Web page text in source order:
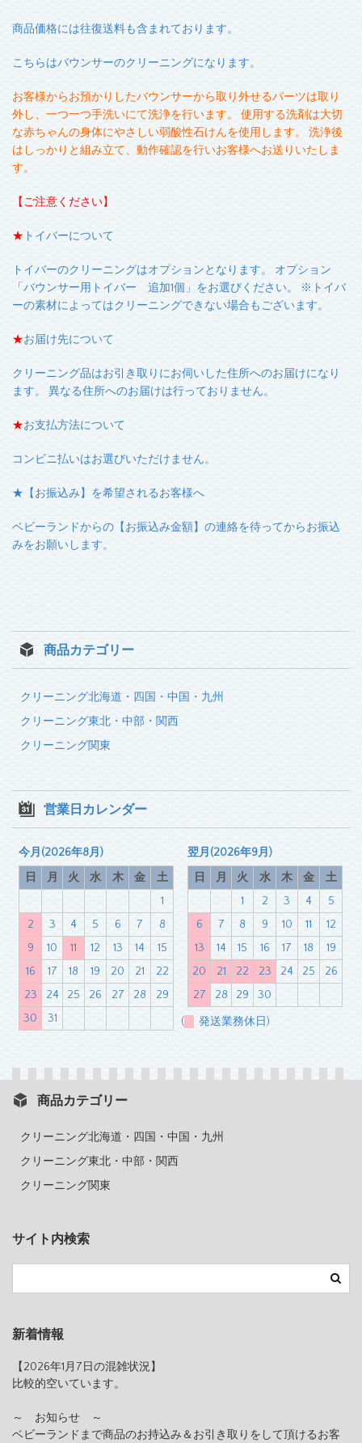
商品価格には往復送料も含まれております。
こちらはバウンサーのクリーニングになります。
お客様からお預かりしたバウンサーから取り外せるパーツは取り
外し、一つ一つ手洗いにて洗浄を行います。 使用する洗剤は大切
な赤ちゃんの身体にやさしい弱酸性石けんを使用します。 洗浄後
はしっかりと組み立て、動作確認を行いお客様へお送りいたしま
す。
【ご注意ください】
★ トイバーについて
トイバーのクリーニングはオプションとなります。 オプション
「バウンサー用トイバー 追加1個」をお選びください。 ※トイバ
ーの素材によってはクリーニングできない場合もございます。
★お届け先について
クリーニング品はお引き取りにお伺いした住所へのお届けになり
ます。 異なる住所へのお届けは行っておりません。
★お支払方法について
コンビニ払いはお選びいただけません。
★【お振込み】を希望されるお客様へ
ベビーランドからの【お振込み金額】の連絡を待ってからお振込
みをお願いします。
商品カテゴリー
クリーニング北海道・四国・中国・九州
クリーニング東北・中部・関西
クリーニング関東
営業日カレンダー
今月(2026年8月)
日
月 火 水 木 金
土
1
2
3 4 5 6 7
8
9
10 11 12 13 14
15
16
17 18 19 20 21
22
23
24 25 26 27 28
29
30
31
翌月(2026年9月)
日
月 火 水 木 金
土
1
2 3 4
5
6
7 8 9 10 11
12
13
14 15 16 17 18
19
20
21 22 23 24 25
26
27
28 29 30
( 発送業務休日)
商品カテゴリー
クリーニング北海道・四国・中国・九州
クリーニング東北・中部・関西
クリーニング関東
サイト内検索
新着情報
【2026年1月7日の混雑状況】
比較的空いています。
～ お知らせ ～
ベビーランドまで商品のお持込み＆お引き取りをして頂けるお客